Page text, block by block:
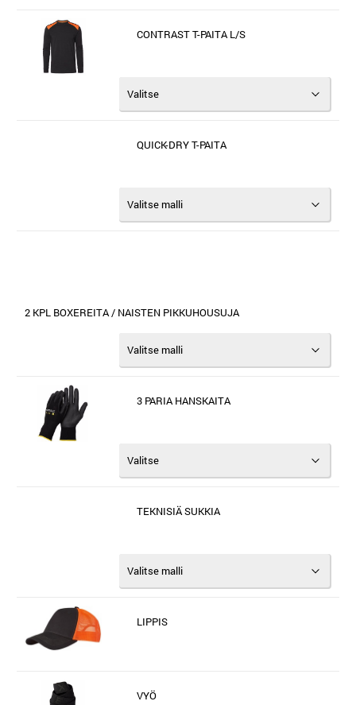
CONTRAST T-PAITA L/S
QUICK-DRY T-PAITA
2 KPL BOXEREITA / NAISTEN PIKKUHOUSUJA
3 PARIA HANSKAITA
TEKNISIÄ SUKKIA
LIPPIS
VYÖ